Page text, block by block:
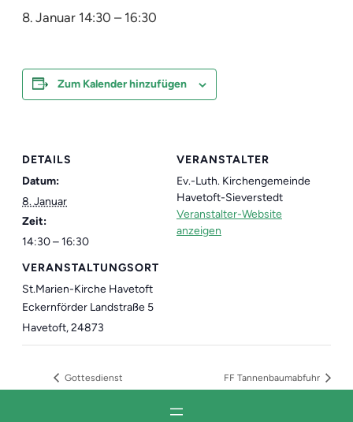
8. Januar 14:30 – 16:30
Zum Kalender hinzufügen
DETAILS
Datum:
8. Januar
Zeit:
14:30 – 16:30
VERANSTALTUNGSORT
St.Marien-Kirche Havetoft
Eckernförder Landstraße 5
Havetoft,24873
VERANSTALTER
Ev.-Luth. Kirchengemeinde
Havetoft-Sieverstedt
Veranstalter-Website
anzeigen
Gottesdienst FF Tannenbaumabfuhr